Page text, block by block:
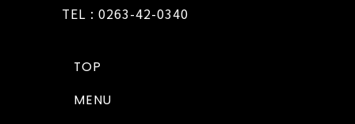
TEL : 0263-42-0340
TOP
MENU